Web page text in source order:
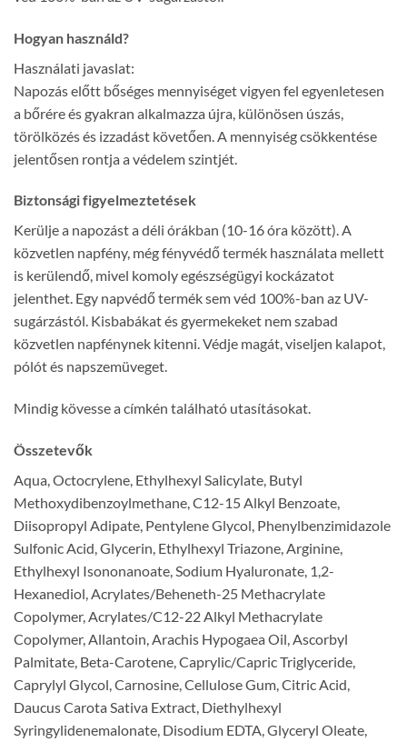
Hogyan használd?
Használati javaslat:
Napozás előtt bőséges mennyiséget vigyen fel egyenletesen
a bőrére és gyakran alkalmazza újra, különösen úszás,
törölközés és izzadást követően. A mennyiség csökkentése
jelentősen rontja a védelem szintjét.
Biztonsági figyelmeztetések
Kerülje a napozást a déli órákban (10-16 óra között). A
közvetlen napfény, még fényvédő termék használata mellett
is kerülendő, mivel komoly egészségügyi kockázatot
jelenthet. Egy napvédő termék sem véd 100%-ban az UV-
sugárzástól. Kisbabákat és gyermekeket nem szabad
közvetlen napfénynek kitenni. Védje magát, viseljen kalapot,
pólót és napszemüveget.
Mindig kövesse a címkén található utasításokat.
Összetevők
Aqua, Octocrylene, Ethylhexyl Salicylate, Butyl
Methoxydibenzoylmethane, C12-15 Alkyl Benzoate,
Diisopropyl Adipate, Pentylene Glycol, Phenylbenzimidazole
Sulfonic Acid, Glycerin, Ethylhexyl Triazone, Arginine,
Ethylhexyl Isononanoate, Sodium Hyaluronate, 1,2-
Hexanediol, Acrylates/Beheneth-25 Methacrylate
Copolymer, Acrylates/C12-22 Alkyl Methacrylate
Copolymer, Allantoin, Arachis Hypogaea Oil, Ascorbyl
Palmitate, Beta-Carotene, Caprylic/Capric Triglyceride,
Caprylyl Glycol, Carnosine, Cellulose Gum, Citric Acid,
Daucus Carota Sativa Extract, Diethylhexyl
Syringylidenemalonate, Disodium EDTA, Glyceryl Oleate,